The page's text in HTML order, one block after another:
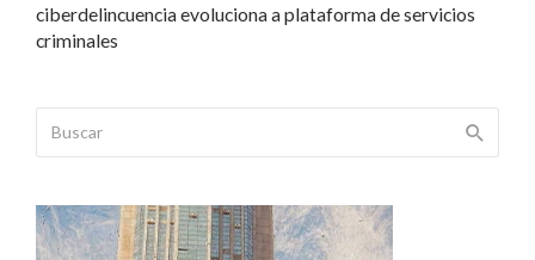
ciberdelincuencia evoluciona a plataforma de servicios
criminales